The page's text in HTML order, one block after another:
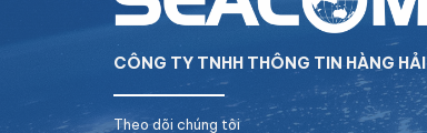
CÔNG TY TNHH THÔNG TIN HÀNG
Theo dõi chúng tôi